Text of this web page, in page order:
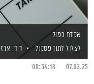
אקדח כפול
לצלול לתוך פסקול
דידי ארז
07.03.25
00:54:18